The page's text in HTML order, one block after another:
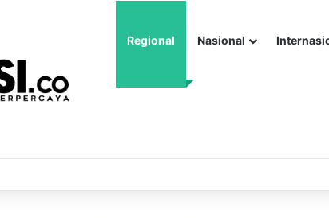
Regional Nasional